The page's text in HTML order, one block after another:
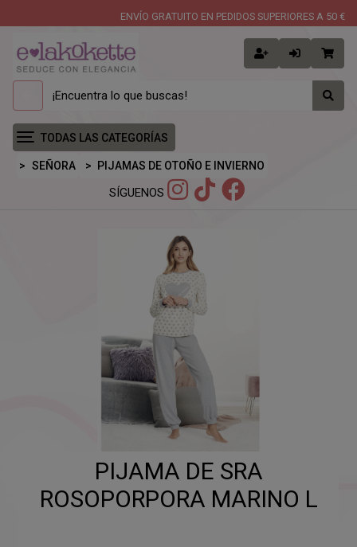
ENVÍO GRATUITO EN PEDIDOS SUPERIORES A 50 €
TODAS LAS CATEGORÍAS
SEÑORA PIJAMAS DE OTOÑO E INVIERNO
SÍGUENOS
PIJAMA DE SRA
ROSOPORPORA MARINO L